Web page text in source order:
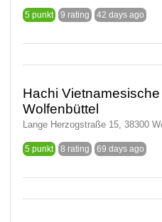
5 punkt 9 rating 42 days ago
Hachi
Wolfenbüttel
Lange Herzogstraße 15, 38300
5 punkt 8 rating 69 days ago